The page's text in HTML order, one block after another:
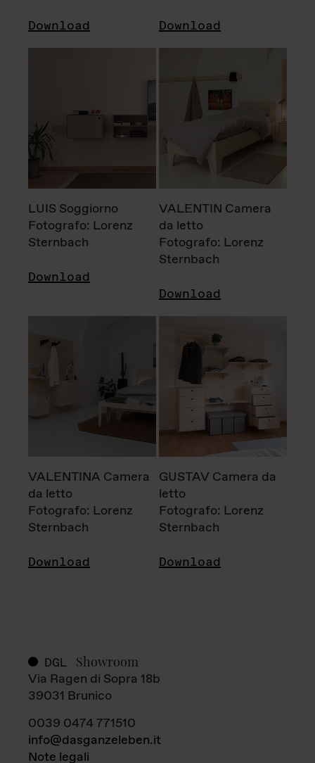
Download Download
LUIS Soggiorno
Fotografo: Lorenz
Sternbach
Download
VALENTIN Camera
da letto
Fotografo: Lorenz
Sternbach
Download
VALENTINA Camera
da letto
Fotografo: Lorenz
Sternbach
Download
GUSTAV Camera da
letto
Fotografo: Lorenz
Sternbach
Download
DGL Showroom
Via Ragen di Sopra 18b
39031 Brunico
0039 0474 771510
info@dasganzeleben.it
Note legali